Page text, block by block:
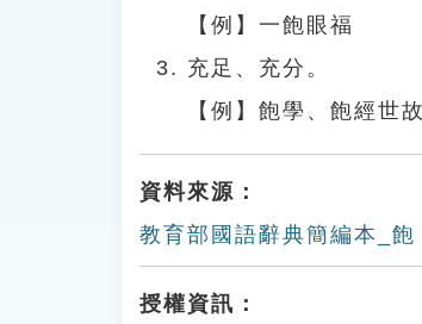
【例】一飽眼福
充足、充分。
【例】飽學、飽經世
資料來源：
教育部國語辭典簡編本_飽
授權資訊：